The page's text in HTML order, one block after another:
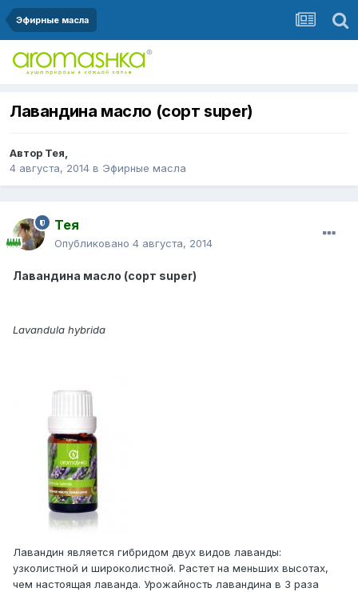
Эфирные масла
Лавандина масло (сорт super)
Автор Тея,
4 августа, 2014 в Эфирные масла
Тея
Опубликовано 4 августа, 2014
Лавандина масло (сорт super)
Lavandula hybrida
Лавандин является гибридом двух видов лаванды:
узколистной и широколистной. Растет на меньших высотах,
чем настоящая лаванда. Урожайность лавандина в 3 раза